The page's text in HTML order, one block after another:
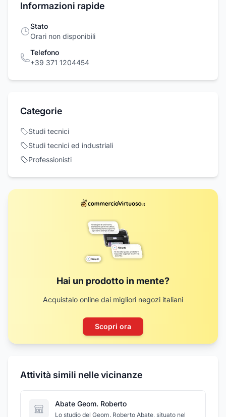
Informazioni rapide
Stato
Orari non disponibili
Telefono
+39 371 1204454
Categorie
Studi tecnici
Studi tecnici ed industriali
Professionisti
Hai un prodotto in mente?
Acquistalo online dai migliori negozi italiani
Scopri ora
Attività simili nelle vicinanze
Abate Geom. Roberto
Lo studio del Geom. Roberto Abate, situato nel